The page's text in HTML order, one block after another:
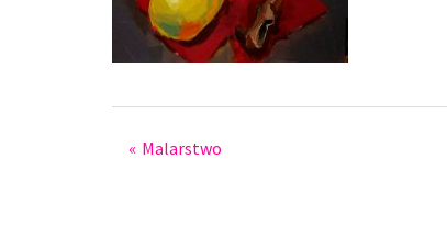
Post
Malarstwo